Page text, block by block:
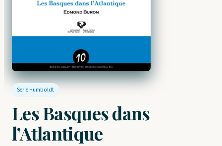
Serie Humboldt
Les Basques dans
l’Atlantique